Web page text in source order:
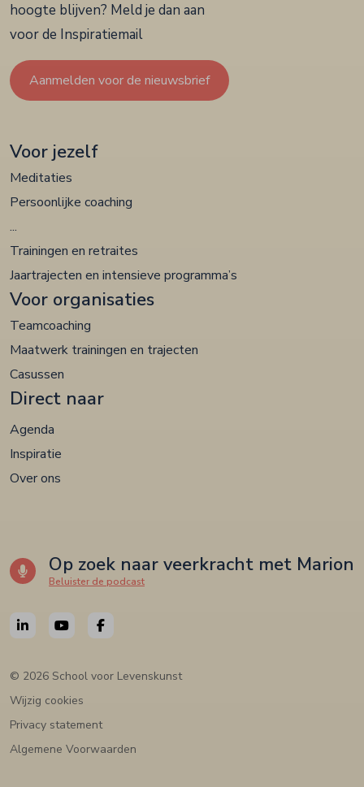
hoogte blijven? Meld je dan aan
voor de Inspiratiemail
Aanmelden voor de nieuwsbrief
Voor jezelf
Meditaties
Persoonlijke coaching
...
Trainingen en retraites
Jaartrajecten en intensieve programma’s
Voor organisaties
Teamcoaching
Maatwerk trainingen en trajecten
Casussen
Direct naar
Agenda
Inspiratie
Over ons
Op zoek naar veerkracht met Marion
Beluister de podcast
© 2026 School voor Levenskunst
Wijzig cookies
Privacy statement
Algemene Voorwaarden